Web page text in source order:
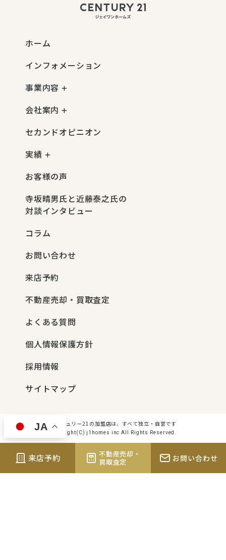
ホーム
インフォメーション
事業内容
会社案内
セカンドオピニオン
実績
お客様の声
寺坂晴男氏と近藤泰之氏の
対談インタビュー
コラム
お問い合わせ
来店予約
不動産売却・買取査定
よくある質問
個人情報保護方針
採用情報
サイトマップ
センチュリー21の加盟店は、すべて独立・自営です
Copyright(C) j1homes inc All Rights Reserved.
来店予約
不動産売却・
買取査定
お問い合わせ
JA